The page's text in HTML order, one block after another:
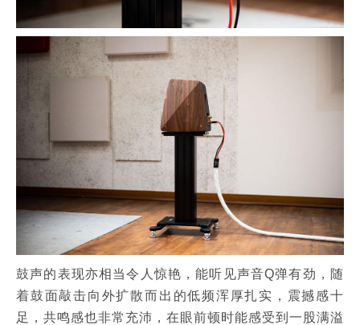
鼓声的表现亦相当令人惊艳，能听见声音Q弹有劲，随
着鼓面敲击向外扩散而出的低频浑厚扎实，震撼感十
足，共鸣感也非常充沛，在眼前顿时能感受到一股满溢